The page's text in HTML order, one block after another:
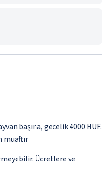
başına, gecelik 4000 HUF.
muaftır
Ücretlere ve